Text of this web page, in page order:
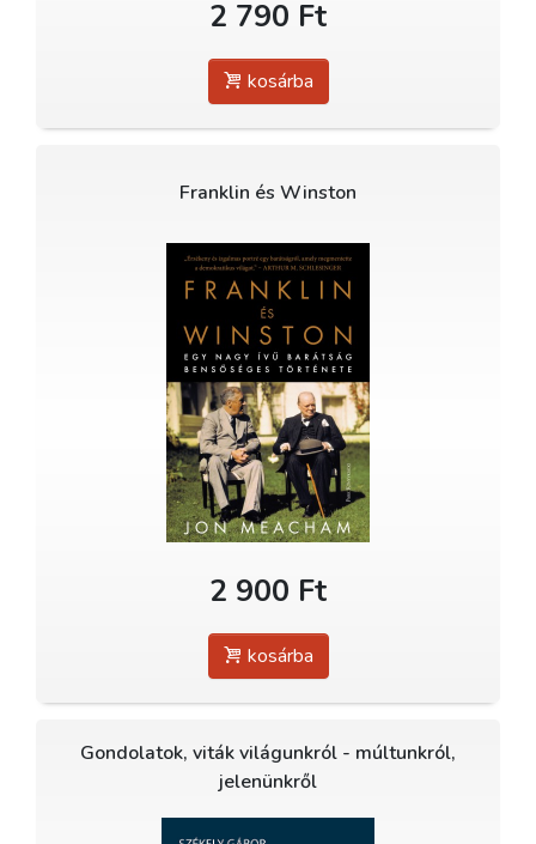
2 790 Ft
kosárba
Franklin és Winston
2 900 Ft
kosárba
Gondolatok, viták világunkról - múltunkról,
jelenünkről